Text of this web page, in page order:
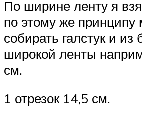
По ширине ленту я
по этому же принципу
собирать галстук и из
широкой ленты
см.
1 отрезок 14,5 см.